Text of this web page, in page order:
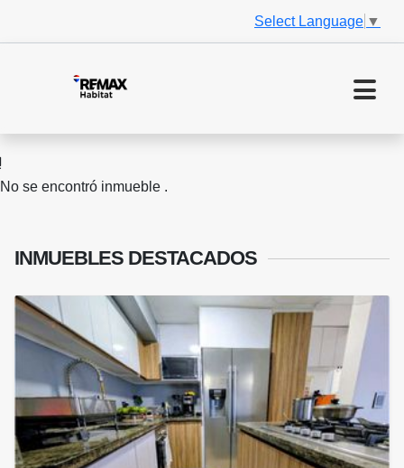
Select Language ▼
No se encontró inmueble .
INMUEBLES DESTACADOS